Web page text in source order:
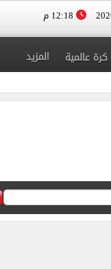
كرة عالمية المزيد